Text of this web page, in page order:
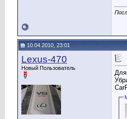
10.04.2010, 23:01
Lexus-470
Новый Пользователь
Для